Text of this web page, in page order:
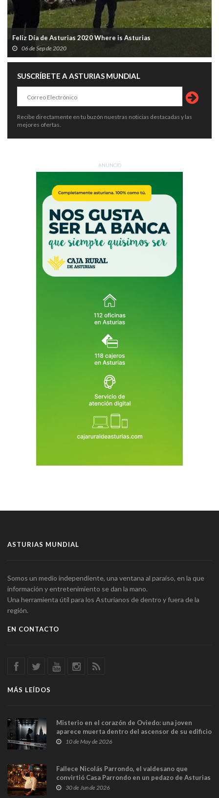
Feliz Día de Asturias 2020 Where is Asturias
06 de Sep de 2020
SUSCRÍBETE A ASTURIAS MUNDIAL
Recibe directamente en tu buzón nuestras noticias destacadas y las
mejores ofertas.
ANUNCIO
ASTURIAS MUNDIAL
Somos un medio independiente, una ventana al paraíso, en la que
información y entretenimiento se dan la mano.
Una herramienta útil para los Asturianos de dentro y fuera de la
región.
EN CONTACTO
MÁS LEÍDOS
Misterio en el corazón de Oviedo: una joven
aparece muerta dentro del ascensor de su edificio
y las cámaras captan sus últimos minutos
10 de May de 2026
Fallece Nicolás Parrondo, el valdesano que
convirtió Casa Parrondo en un pedazo de Asturias
en Madrid
30 de Jun de 2026